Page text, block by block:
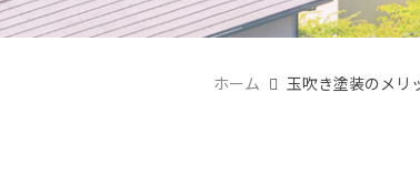
ホーム 玉吹き塗装のメリ